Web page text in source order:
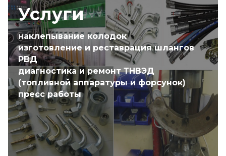
Услуги
наклепывание колодок
изготовление и реставрация шлангов
РВД
диагностика и ремонт ТНВЭД
(топливной аппаратуры и форсунок)
пресс работы